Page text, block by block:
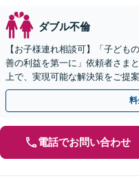
ダブル不倫
【お子様連れ相談可】「子ども
善の利益を第一に」依頼者さま
上で、実現可能な解決策をご提
／婚約破棄／別居／親権／面会
料
電話でお問い合わせ